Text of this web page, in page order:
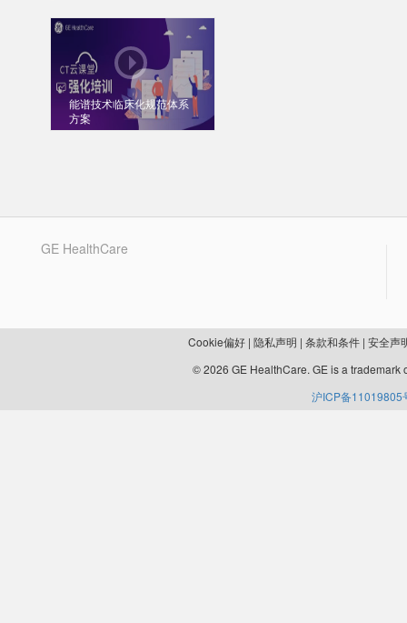
能谱技术临床化规范体系
方案
GE HealthCare
Cookie偏好| 隐私声明 | 条款和条件| 安全声
© 2026 GE HealthCare. GE is a
沪ICP备11019805